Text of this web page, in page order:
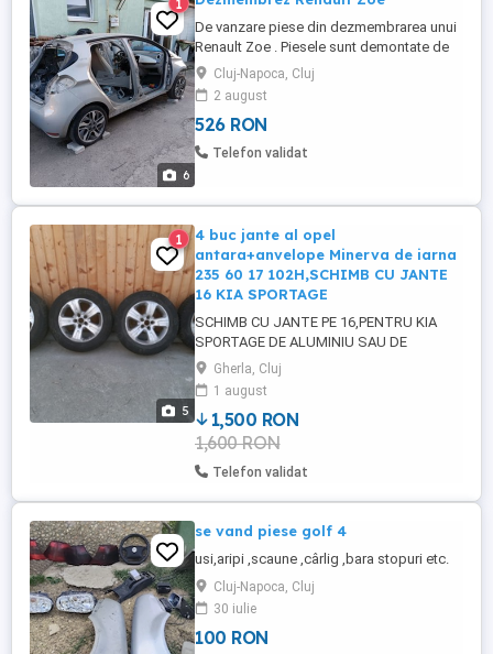
6
1
De vanzare piese din dezmembrarea unui
Renault Zoe . Piesele sunt demontate de
pe masina.
Cluj-Napoca, Cluj
2 august
526 RON
Telefon validat
5
1
4 buc jante al opel
antara+anvelope Minerva de iarna
235 60 17 102H,SCHIMB CU JANTE
16 KIA SPORTAGE
SCHIMB CU JANTE PE 16,PENTRU KIA
SPORTAGE DE ALUMINIU SAU DE
TABLA,4 buc jante al opel antara pe 17+4
buc anvelope Minerva de iarna MS,235 60
17 102H,folosite 2 ierni,DOT 27.21,in stare
foarte buna,peste 8 mm .
Gherla, Cluj
1 august
1,500 RON
1,600 RON
Telefon validat
se vand piese golf 4
usi,aripi ,scaune ,cârlig ,bara stopuri etc.
Cluj-Napoca, Cluj
30 iulie
100 RON